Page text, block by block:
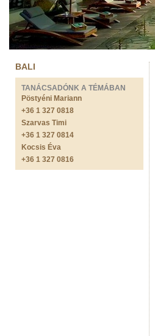
BALI
TANÁCSADÓNK A TÉMÁBAN
Pöstyéni Mariann
+36 1 327 0818
Szarvas Timi
+36 1 327 0814
Kocsis Éva
+36 1 327 0816